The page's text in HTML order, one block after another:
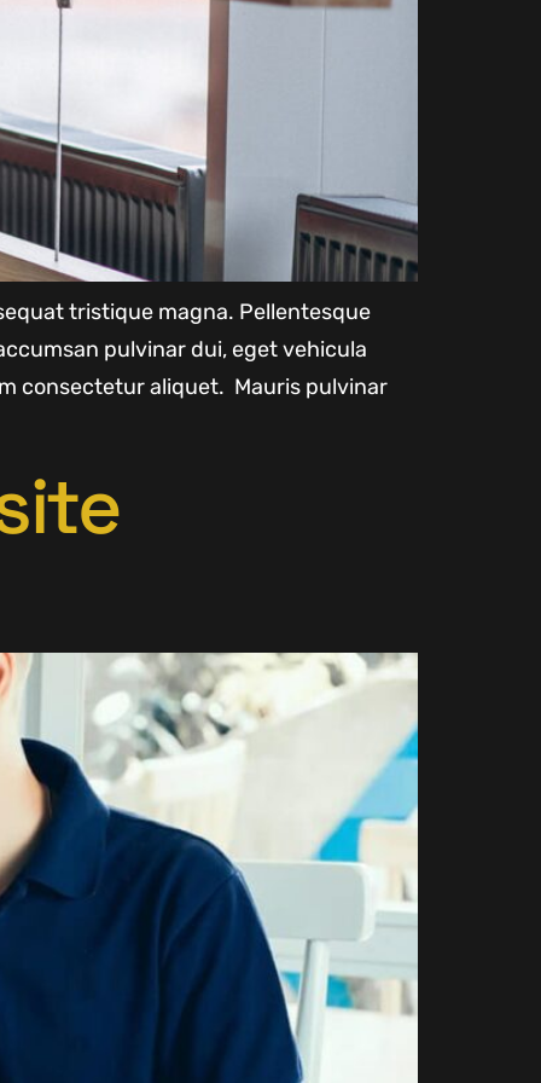
tristique magna. Pellentesque
pulvinar dui, eget vehicula
consectetur aliquet. Mauris pulvinar